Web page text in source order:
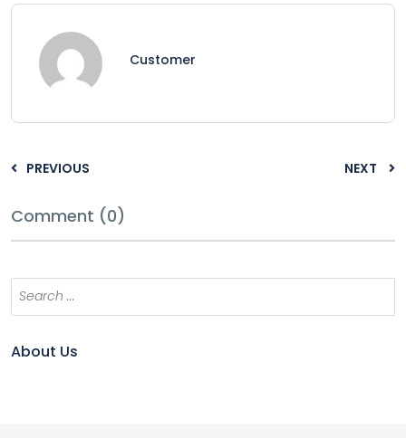
Customer
PREVIOUS NEXT
Comment (0)
About Us